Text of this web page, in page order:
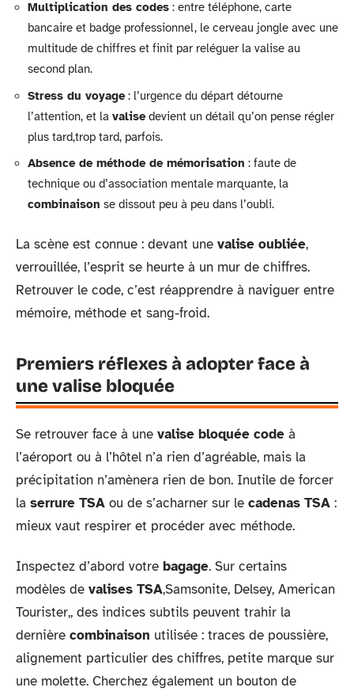
Multiplication des codes : entre téléphone, carte
bancaire et badge professionnel, le cerveau jongle avec une
multitude de chiffres et finit par reléguer la valise au
second plan.
Stress du voyage: l’urgence du départ détourne
l’attention, et la valisedevient un détail qu’on pense régler
plus tard,trop tard, parfois.
Absence de méthode de mémorisation : faute de
technique ou d’association mentale marquante, la
combinaison se dissout peu à peu dans l’oubli.
La scène est connue : devant une valise oubliée,
verrouillée, l’esprit se heurte à un mur de chiffres.
Retrouver le code, c’est réapprendre à naviguer entre
mémoire, méthode et sang-froid.
Premiers réflexes à adopter face à
une valise bloquée
Se retrouver face à une valise bloquée code à
l’aéroport ou à l’hôtel n’a rien d’agréable, mais la
précipitation n’amènera rien de bon. Inutile de forcer
la serrure TSA ou de s’acharner sur le cadenas TSA :
mieux vaut respirer et procéder avec méthode.
Inspectez d’abord votre bagage. Sur certains
modèles de valises TSA,Samsonite, Delsey, American
Tourister,, des indices subtils peuvent trahir la
dernière combinaison utilisée : traces de poussière,
alignement particulier des chiffres, petite marque sur
une molette. Cherchez également un bouton de